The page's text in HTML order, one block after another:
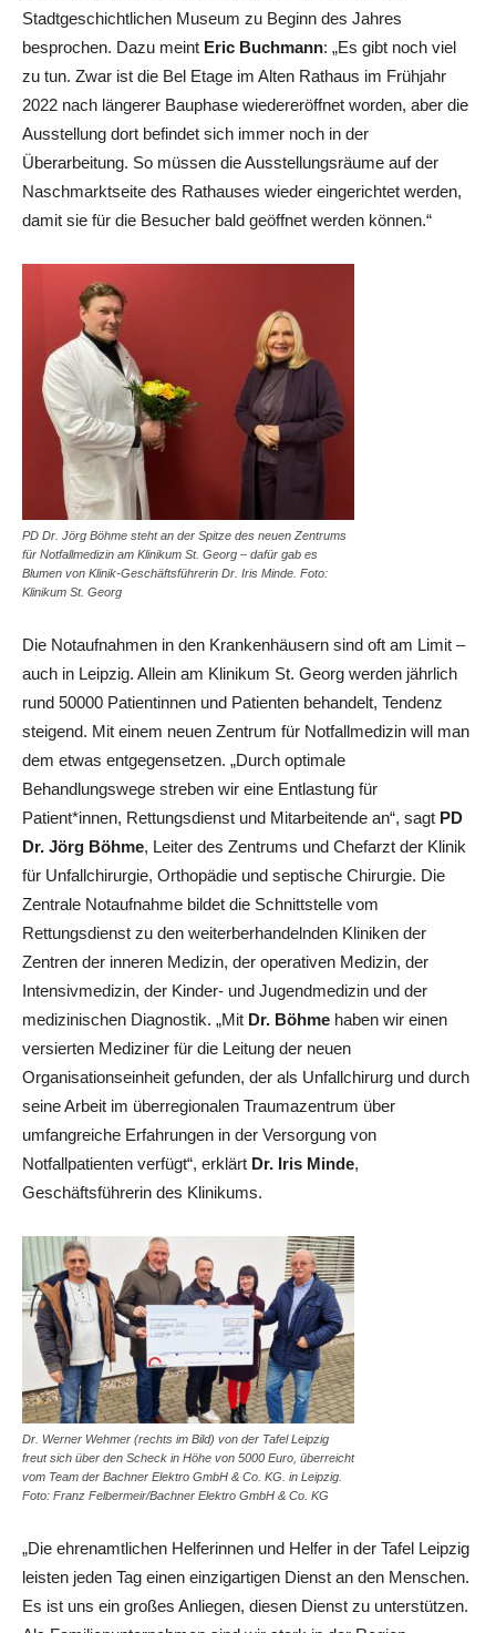
Stadtgeschichtlichen Museum zu Beginn des Jahres
besprochen. Dazu meint Eric Buchmann: „Es gibt noch viel
zu tun. Zwar ist die Bel Etage im Alten Rathaus im Frühjahr
2022 nach längerer Bauphase wiedereröffnet worden, aber die
Ausstellung dort befindet sich immer noch in der
Überarbeitung. So müssen die Ausstellungsräume auf der
Naschmarktseite des Rathauses wieder eingerichtet werden,
damit sie für die Besucher bald geöffnet werden können.“
PD Dr. Jörg Böhme steht an der Spitze des neuen Zentrums
für Notfallmedizin am Klinikum St. Georg – dafür gab es
Blumen von Klinik-Geschäftsführerin Dr. Iris Minde. Foto:
Klinikum St. Georg
Die Notaufnahmen in den Krankenhäusern sind oft am Limit –
auch in Leipzig. Allein am Klinikum St. Georg werden jährlich
rund 50000 Patientinnen und Patienten behandelt, Tendenz
steigend. Mit einem neuen Zentrum für Notfallmedizin will man
dem etwas entgegensetzen. „Durch optimale
Behandlungswege streben wir eine Entlastung für
Patient*innen, Rettungsdienst und Mitarbeitende an“, sagt PD
Dr. Jörg Böhme, Leiter des Zentrums und Chefarzt der Klinik
für Unfallchirurgie, Orthopädie und septische Chirurgie. Die
Zentrale Notaufnahme bildet die Schnittstelle vom
Rettungsdienst zu den weiterberhandelnden Kliniken der
Zentren der inneren Medizin, der operativen Medizin, der
Intensivmedizin, der Kinder- und Jugendmedizin und der
medizinischen Diagnostik. „Mit Dr. Böhme haben wir einen
versierten Mediziner für die Leitung der neuen
Organisationseinheit gefunden, der als Unfallchirurg und durch
seine Arbeit im überregionalen Traumazentrum über
umfangreiche Erfahrungen in der Versorgung von
Notfallpatienten verfügt“, erklärt Dr. Iris Minde,
Geschäftsführerin des Klinikums.
Dr. Werner Wehmer (rechts im Bild) von der Tafel Leipzig
freut sich über den Scheck in Höhe von 5000 Euro, überreicht
vom Team der Bachner Elektro GmbH & Co. KG. in Leipzig.
Foto: Franz Felbermeir/Bachner Elektro GmbH & Co. KG
„Die ehrenamtlichen Helferinnen und Helfer in der Tafel Leipzig
leisten jeden Tag einen einzigartigen Dienst an den Menschen.
Es ist uns ein großes Anliegen, diesen Dienst zu unterstützen.